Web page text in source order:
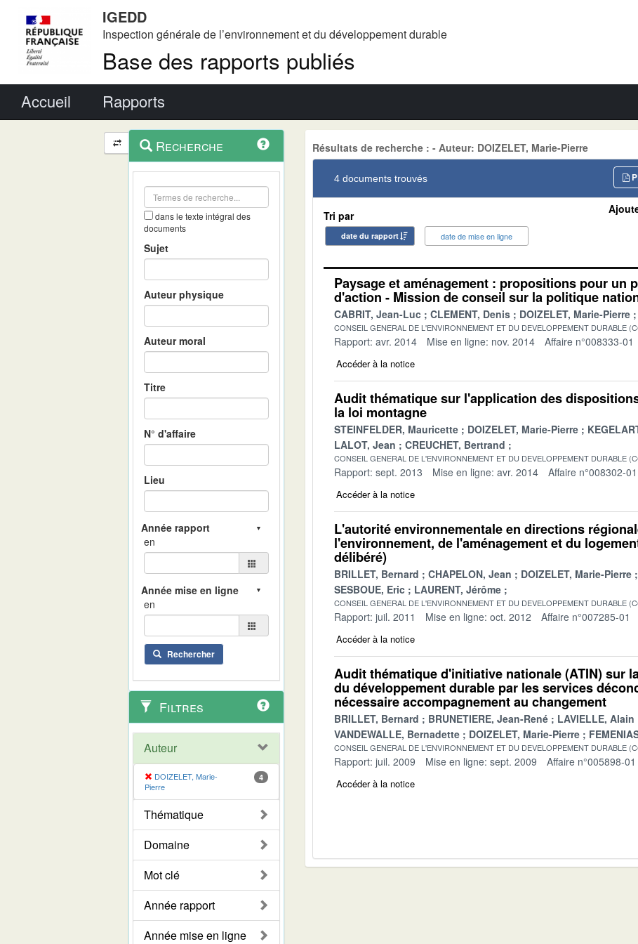
IGEDD
Inspection générale de l’environnement et du développement durable
Base des rapports publiés
Accueil Rapports
Navigation
et
outils
contextuel
Recherche
dans le texte intégral des
documents
Sujet
Auteur physique
Auteur moral
Titre
N° d'affaire
Lieu
en
en
Rechercher
Filtres
Auteur
DOIZELET, Marie-
Pierre
4
Thématique
Domaine
Mot clé
Année rapport
Année mise en ligne
Résultats de recherche : - Auteur: DOIZELET, Marie-Pierre
4 documents trouvés
Tri par
date du rapport date de mise en ligne
Paysage et aménagement : propositions pour un
d'action - Mission de conseil sur la politique
CABRIT, Jean-Luc CLEMENT, Denis DOIZELET, Marie-Pierre
CONSEIL GENERAL DE L'ENVIRONNEMENT ET DU DEVELOPPEMENT DURABLE
Rapport: avr. 2014 Mise en ligne: nov. 2014 Affaire n°008333-01
Accéder à la notice
Audit thématique sur l'application des
la loi montagne
STEINFELDER, Mauricette DOIZELET, Marie-Pierre
LALOT, Jean
CREUCHET, Bertrand
CONSEIL GENERAL DE L'ENVIRONNEMENT ET DU DEVELOPPEMENT DURABLE
Rapport: sept. 2013 Mise en ligne: avr. 2014 Affaire n°008302-01
Accéder à la notice
L'autorité environnementale en directions
l'environnement, de l'aménagement et du
délibéré)
BRILLET, Bernard CHAPELON, Jean DOIZELET, Marie-Pierre
SESBOUE, Eric
LAURENT, Jérôme
CONSEIL GENERAL DE L'ENVIRONNEMENT ET DU DEVELOPPEMENT DURABLE
Rapport: juil. 2011 Mise en ligne: oct. 2012 Affaire n°007285-01
Accéder à la notice
Audit thématique d'initiative nationale (ATIN) sur
du développement durable par les services
nécessaire accompagnement au changement
BRILLET, Bernard BRUNETIERE, Jean-René LAVIELLE, Alain
VANDEWALLE, Bernadette
DOIZELET, Marie-Pierre
CONSEIL GENERAL DE L'ENVIRONNEMENT ET DU DEVELOPPEMENT DURABLE
Rapport: juil. 2009 Mise en ligne: sept. 2009 Affaire n°005898-01
Accéder à la notice